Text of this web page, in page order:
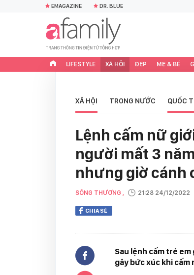
EMAGAZINE DR. BLUE
LIFESTYLE XÃ HỘI ĐẸP MẸ & BÉ
XÃ HỘI TRONG NƯỚC QUỐC
Lệnh cấm nữ
người mất 3
nhưng giờ cánh
SÔNG THƯƠNG , 21:28 24/12/2022
CHIA SẺ
Sau lệnh cấm trẻ
gây bức xúc khi cấm